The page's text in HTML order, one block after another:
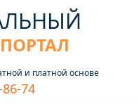
и платной основе
86-74